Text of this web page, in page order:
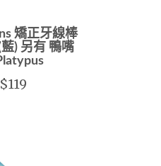
矯正牙線棒
) 另有 鴨嘴
$119